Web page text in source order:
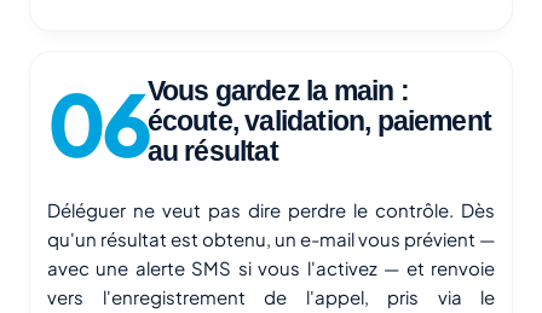
Vous gardez la main :
écoute, validation, paiement
au résultat
Déléguer ne veut pas dire perdre le contrôle. Dès
qu'un résultat est obtenu, un e-mail vous prévient —
avec une alerte SMS si vous l'activez — et renvoie
vers l'enregistrement de l'appel, pris via le